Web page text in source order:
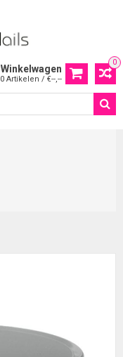
0
Winkelwagen
0 Artikelen / €--,--